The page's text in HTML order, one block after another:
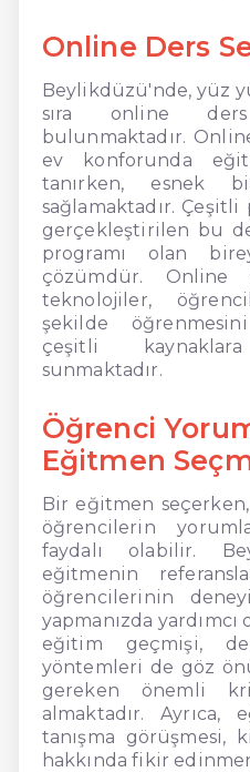
Online Ders
Beylikdüzü'nde, yüz
sıra online
bulunmaktadır.
ev konforunda
tanırken, esnek
sağlamaktadır.
gerçekleştirilen bu
programı olan
çözümdür. Online
teknolojiler,
şekilde
çeşitli
sunmaktadır.
Öğrenci
Eğitmen
Bir eğitmen
öğrencilerin
faydalı olabilir.
eğitmenin
öğrencilerinin
yapmanızda
eğitim geçmişi,
yöntemleri de göz
gereken önemli
almaktadır. Ayrıca,
tanışma görüşmesi,
hakkında fikir